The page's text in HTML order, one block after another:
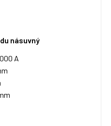
násuvný
A